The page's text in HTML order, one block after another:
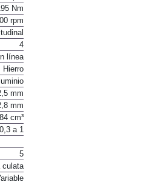
rpm
Nm
rpm
4
línea
Hierro
mm
mm
cm³
5
culata